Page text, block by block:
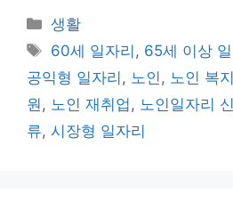
p
y
Li
n
k
s
a
g
e
e
b
o
er
Categories
생활
Tags
60세 일자리 , 65세 이상
공익형 일자리 , 노인, 노인 복
원, 노인 재취업, 노인일자리
류, 시장형 일자리